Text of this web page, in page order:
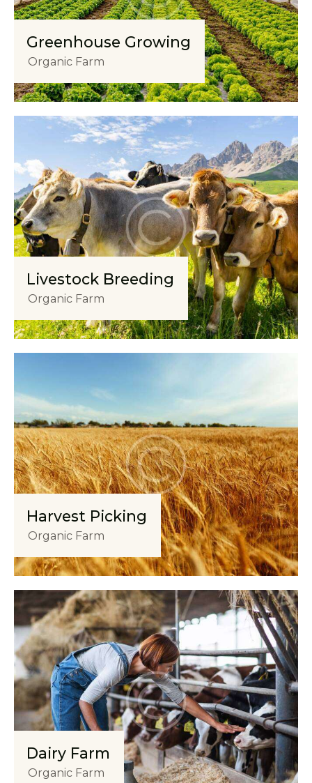
Greenhouse Growing
Organic Farm
Livestock Breeding
Organic Farm
Harvest Picking
Organic Farm
Dairy Farm
Organic Farm